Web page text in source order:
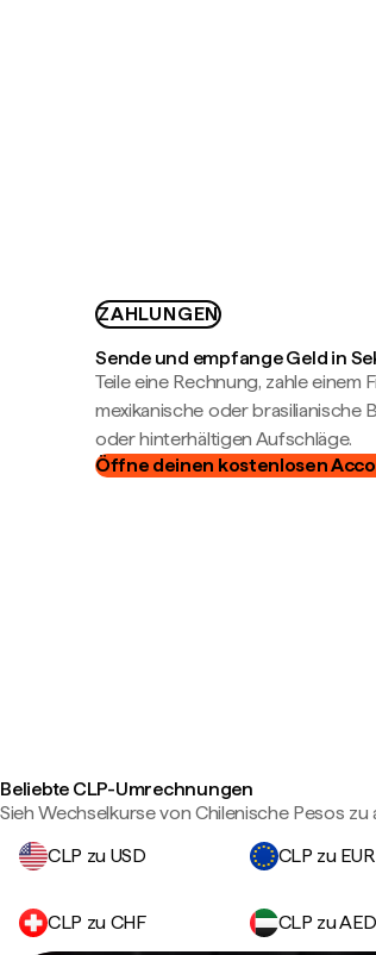
ZAHLUNGEN
Sende und empfange Geld in
Teile eine Rechnung, zahle
mexikanische oder brasilianische
oder hinterhältigen Aufschläge.
Öffne deinen kostenlosen
Beliebte CLP-Umrechnungen
Sieh Wechselkurse von Chilenische Pesos
CLP zu USD
CLP zu EUR
CLP zu CHF CLP zu AED